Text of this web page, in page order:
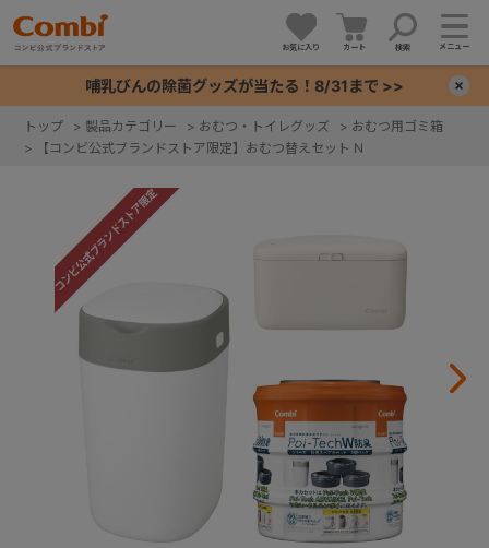
お気に入り カート 検索 メニュー
哺乳びんの除菌グッズが当たる！8/31まで >>
トップ > 製品カテゴリー > おむつ・トイレグッズ > おむつ用ゴミ箱
>
【コンビ公式ブランドストア限定】おむつ替えセット N